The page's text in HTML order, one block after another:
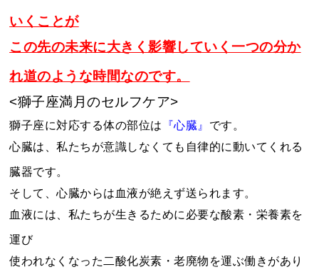
いくことが
この先の未来に大きく影響していく一つの分か
れ道のような時間なのです。
<獅子座満月のセルフケア>
獅子座に対応する体の部位は 『心臓』 です。
心臓は、私たちが意識しなくても自律的に動いてくれる
臓器です。
そして、心臓からは血液が絶えず送られます。
血液には、私たちが生きるために必要な酸素・栄養素を
運び
使われなくなった二酸化炭素・老廃物を運ぶ働きがあり